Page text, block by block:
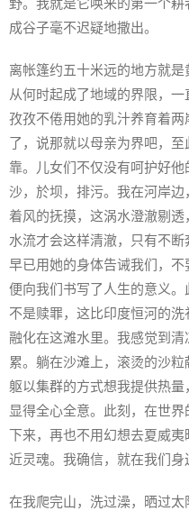
成谷子毫不迟疑地撒出。
离帐篷约五十米远的地方就
从何时起成了地域的界限，
孜孜不倦用她的乳汁养育着
了，说那就以母亲为界吧，
靠。儿女们不仅没有呵护好
沙，於坝，排污。我在河岸
着风的抚摸，这涡水澄澈剔
水流才会这样清澈，只有不
早已用她的身体告诫我们，
便向我们书写了人生的意义。
不是赎罪，这比印度恒河的
融化在这滩水里。我感觉到
累。躺在沙滩上，滚烫的沙
躯以集群的方式想我提供热
显得全心全意。此刻，在世
下来，再也不用幻想去夏威
近灵魂。我确信，就在我们身
在我爬完山，洗过澡，晒过